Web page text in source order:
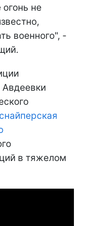
не
военного", -
снайперская
в тяжелом